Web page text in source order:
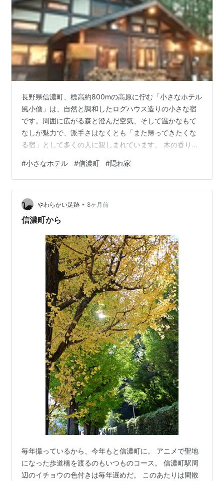
長野県信濃町、標高約800mの高原に佇む「小さなホテル
風小僧」は、自然と調和したログハウス造りの小さな宿
です。周囲に広がる森と澄んだ空気、そして温かなもて
なしが魅力で、派手さはなくとも「また帰ってきたくな
る宿」として多くの人に親しまれています。 木の香りに
上げた本格的なログハウス。扉を開けた瞬間に広がる木
の香りと、どこか懐かしい雰囲気が旅の気分を一気に高
めてくれます。大きなホテルとは違い、客室数を抑えた
造りだからこそ、館内は静かで落ち着いた空気。高原の
別荘に招かれたような感覚で過ごせます。 小さな宿なら
#小さなホテル #信濃町 #隠れ家
やわらかい足跡 • 8ヶ月前
信濃町から
毎年撮っているから、今年もと信濃町に。 アニメで聖地
になった歩道橋を渡るのもいつものコース。 信濃町駅周
辺のイチョウの色付きは毎年遅めだ。 このあたりは閑散